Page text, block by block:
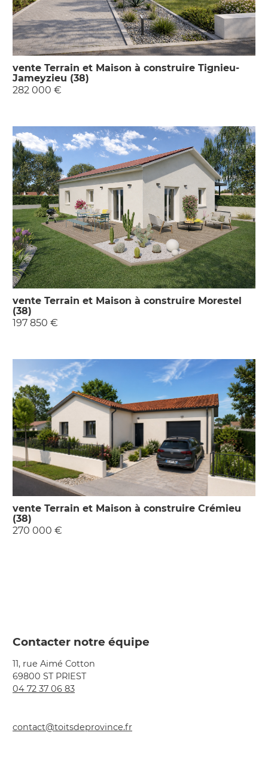
vente Terrain et Maison à construire Tignieu-
Jameyzieu (38)
282 000 €
vente Terrain et Maison à construire Morestel
(38)
197 850 €
vente Terrain et Maison à construire Crémieu
(38)
270 000 €
Contacter notre équipe
11, rue Aimé Cotton
69800 ST PRIEST
04 72 37 06 83
contact@toitsdeprovince.fr